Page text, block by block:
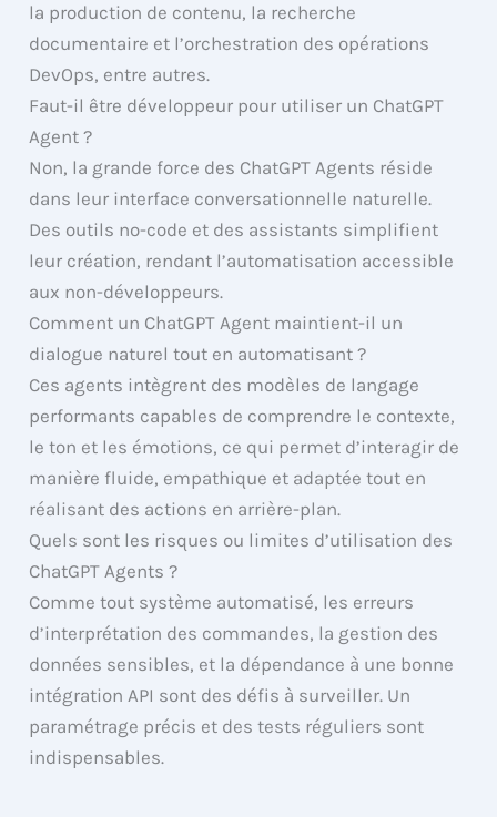
la production de contenu, la recherche
documentaire et l’orchestration des opérations
DevOps, entre autres.
Faut-il être développeur pour utiliser un ChatGPT
Agent ?
Non, la grande force des ChatGPT Agents réside
dans leur interface conversationnelle naturelle.
Des outils no-code et des assistants simplifient
leur création, rendant l’automatisation accessible
aux non-développeurs.
Comment un ChatGPT Agent maintient-il un
dialogue naturel tout en automatisant ?
Ces agents intègrent des modèles de langage
performants capables de comprendre le contexte,
le ton et les émotions, ce qui permet d’interagir de
manière fluide, empathique et adaptée tout en
réalisant des actions en arrière-plan.
Quels sont les risques ou limites d’utilisation des
ChatGPT Agents ?
Comme tout système automatisé, les erreurs
d’interprétation des commandes, la gestion des
données sensibles, et la dépendance à une bonne
intégration API sont des défis à surveiller. Un
paramétrage précis et des tests réguliers sont
indispensables.